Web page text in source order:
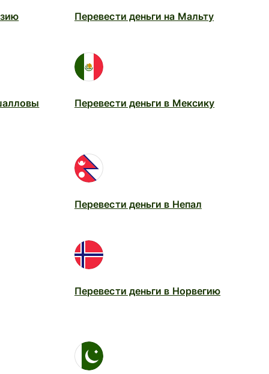
Перевести деньги на Мальту
Перевести деньги в Мексику
Перевести деньги в Непал
Перевести деньги в Норвегию